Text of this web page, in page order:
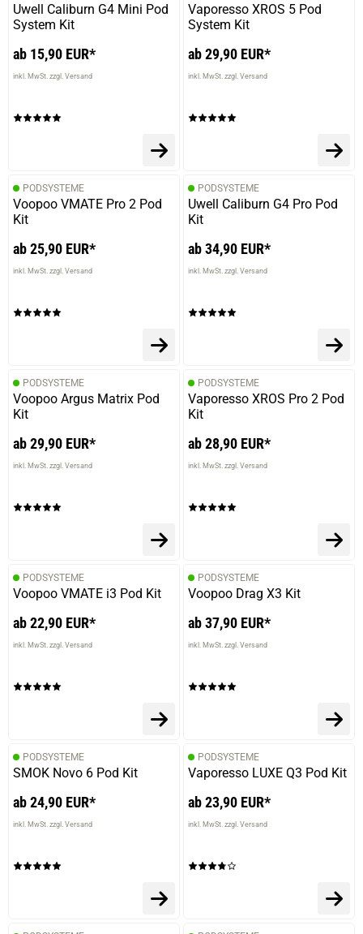
Uwell Caliburn G4 Mini Pod
System Kit
ab 15,90 EUR*
inkl. MwSt. zzgl. Versand
Vaporesso XROS 5 Pod
System Kit
ab 29,90 EUR*
inkl. MwSt. zzgl. Versand
PODSYSTEME
Voopoo VMATE Pro 2 Pod
Kit
ab 25,90 EUR*
inkl. MwSt. zzgl. Versand
PODSYSTEME
Uwell Caliburn G4 Pro Pod
Kit
ab 34,90 EUR*
inkl. MwSt. zzgl. Versand
PODSYSTEME
Voopoo Argus Matrix Pod
Kit
ab 29,90 EUR*
inkl. MwSt. zzgl. Versand
PODSYSTEME
Vaporesso XROS Pro 2 Pod
Kit
ab 28,90 EUR*
inkl. MwSt. zzgl. Versand
PODSYSTEME
Voopoo VMATE i3 Pod Kit
ab 22,90 EUR*
inkl. MwSt. zzgl. Versand
PODSYSTEME
Voopoo Drag X3 Kit
ab 37,90 EUR*
inkl. MwSt. zzgl. Versand
PODSYSTEME
SMOK Novo 6 Pod Kit
ab 24,90 EUR*
inkl. MwSt. zzgl. Versand
PODSYSTEME
Vaporesso LUXE Q3 Pod Kit
ab 23,90 EUR*
inkl. MwSt. zzgl. Versand